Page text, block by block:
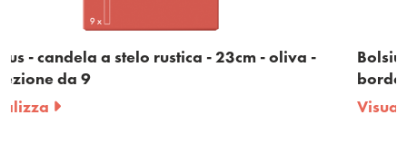
oliva -
Bolsius - candela a stelo rustica - 23cm -